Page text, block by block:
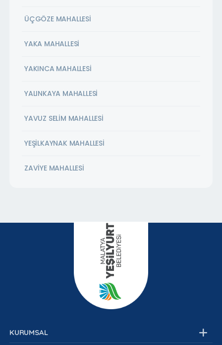
ÜÇGÖZE MAHALLESİ
YAKA MAHALLESİ
YAKINCA MAHALLESİ
YALINKAYA MAHALLESİ
YAVUZ SELİM MAHALLESİ
YEŞİLKAYNAK MAHALLESİ
ZAVİYE MAHALLESİ
KURUMSAL